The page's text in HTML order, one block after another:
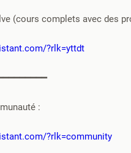
(cours complets avec des
?rlk=yttdt
:
?rlk=community